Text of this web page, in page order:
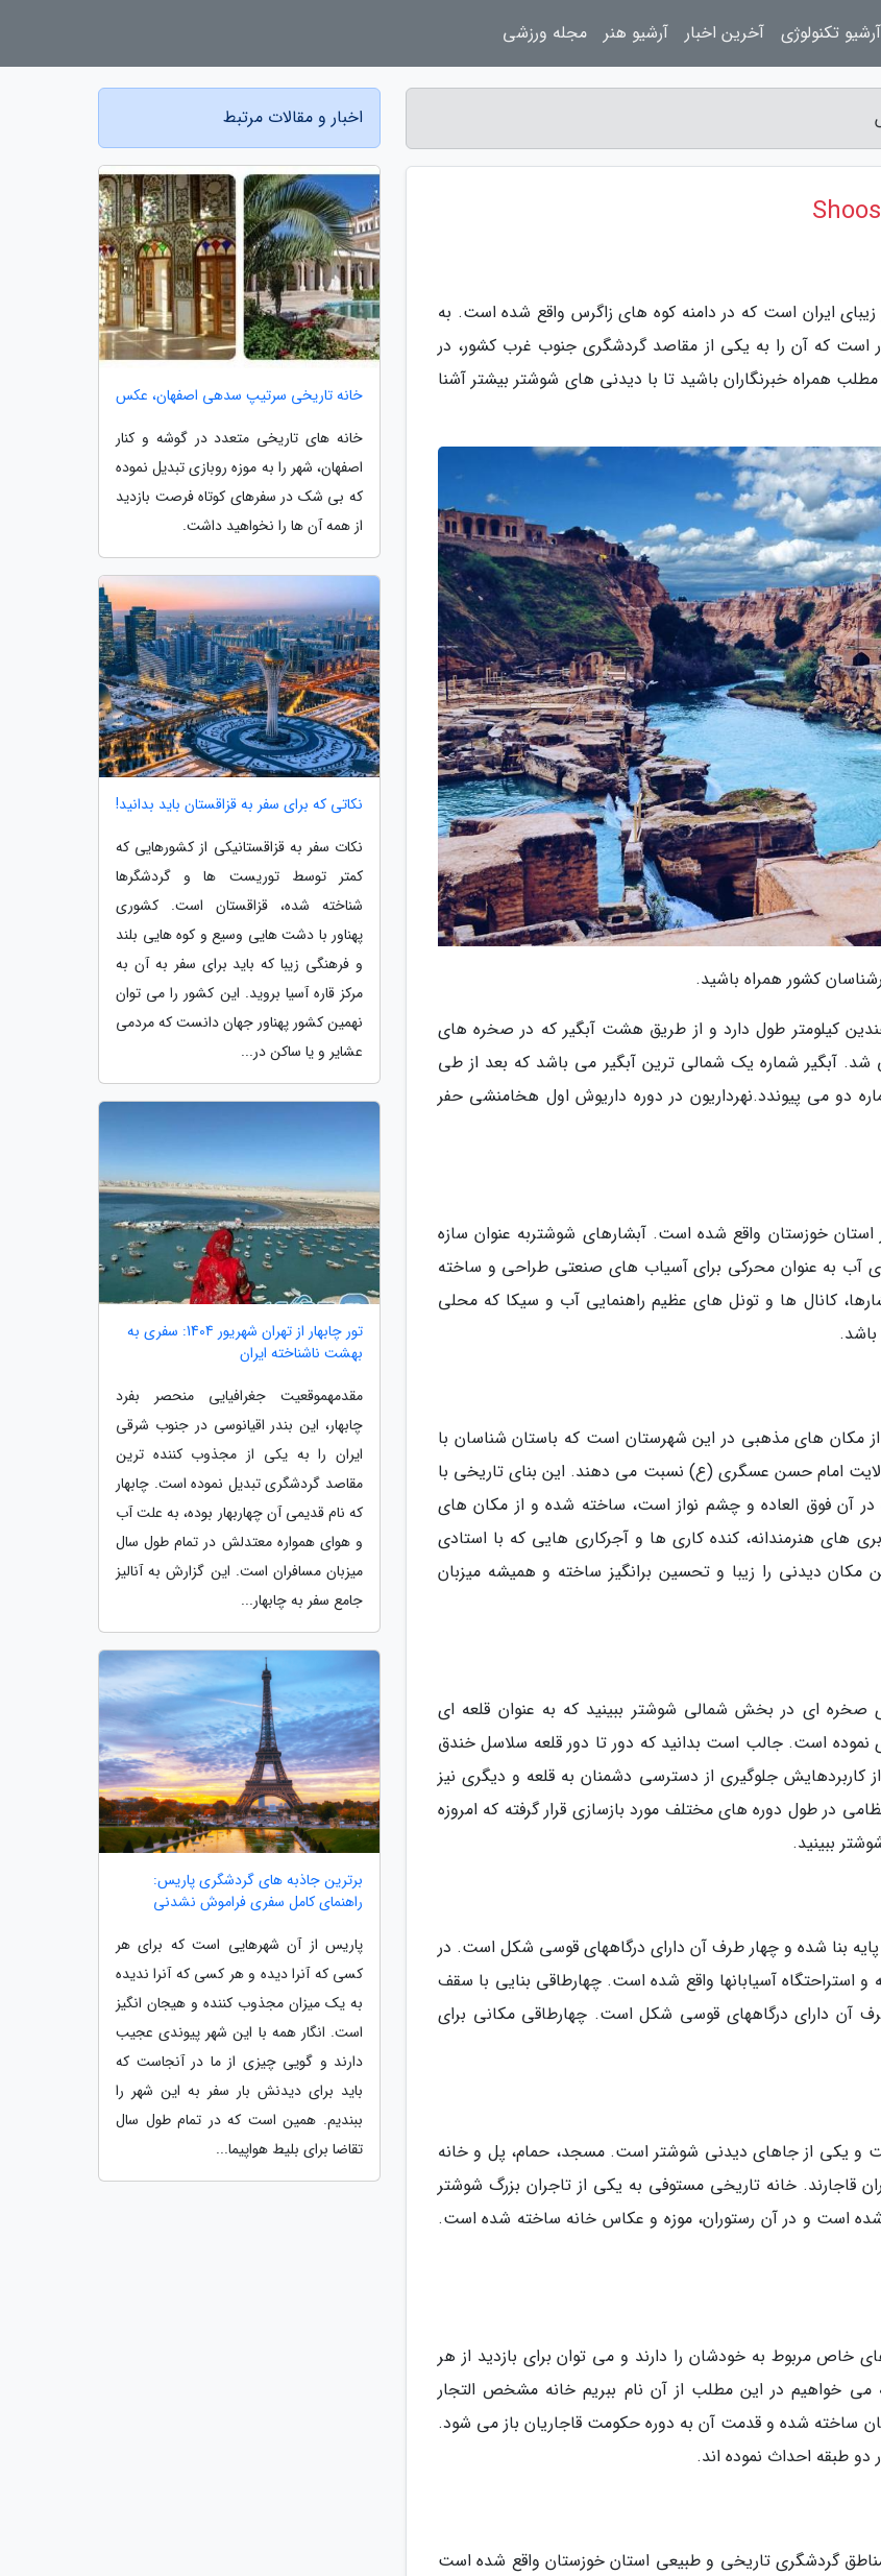
ایران است که در دامنه کوه های زاگرس واقع شده است. به
است که آن را به یکی از مقاصد گردشگری جنوب غرب کشور، در
همراه خبرنگاران باشید تا با دیدنی های شوشتر بیشتر آشنا
کشور همراه باشید.
کیلومتر طول دارد و از طریق هشت آبگیر که در صخره های
شد. آبگیر شماره یک شمالی ترین آبگیر می باشد که بعد از طی
دو می پیوندد.نهرداریون در دوره داریوش اول هخامنشی حفر
خوزستان واقع شده است. آبشارهای شوشتربه عنوان سازه
آب به عنوان محرکی برای آسیاب های صنعتی طراحی و ساخته
کانال ها و تونل های عظیم راهنمایی آب و سیکا که محلی
مکان های مذهبی در این شهرستان است که باستان شناسان با
امام حسن عسگری (ع) نسبت می دهند. این بنای تاریخی با
در آن فوق العاده و چشم نواز است، ساخته شده و از مکان های
هنرمندانه، کنده کاری ها و آجرکاری هایی که با استادی
دیدنی را زیبا و تحسین برانگیز ساخته و همیشه میزبان
صخره ای در بخش شمالی شوشتر ببینید که به عنوان قلعه ای
نموده است. جالب است بدانید که دور تا دور قلعه سلاسل خندق
کاربردهایش جلوگیری از دسترسی دشمنان به قلعه و دیگری نیز
در طول دوره های مختلف مورد بازسازی قرار گرفته که امروزه
ببینید.
بنا شده و چهار طرف آن دارای درگاههای قوسی شکل است. در
و استراحتگاه آسیابانها واقع شده است. چهارطاقی بنایی با سقف
آن دارای درگاههای قوسی شکل است. چهارطاقی مکانی برای
تشکیل شده است و یکی از جاهای دیدنی شوشتر است. مسجد، حمام، پل و خانه
قاجارند. خانه تاریخی مستوفی به یکی از تاجران بزرگ شوشتر
شده است و در آن رستوران، موزه و عکاس خانه ساخته شده است.
مربوط به خودشان را دارند و می توان برای بازدید از هر
خواهیم در این مطلب از آن نام ببریم خانه مشخص التجار
ساخته شده و قدمت آن به دوره حکومت قاجاریان باز می شود.
دو طبقه احداث نموده اند.
مناطق گردشگری تاریخی و طبیعی استان خوزستان واقع شده است
اخبار و مقالات مرتبط
خانه تاریخی سرتیپ سدهی اصفهان، عکس
خانه های تاریخی متعدد در گوشه و کنار
اصفهان، شهر را به موزه روبازی تبدیل نموده
که بی شک در سفرهای کوتاه فرصت بازدید
از همه آن ها را نخواهید داشت.
نکاتی که برای سفر به قزاقستان باید بدانید!
نکات سفر به قزاقستانیکی از کشورهایی که
کمتر توسط توریست ها و گردشگرها
شناخته شده، قزاقستان است. کشوری
پهناور با دشت هایی وسیع و کوه هایی بلند
و فرهنگی زیبا که باید برای سفر به آن به
مرکز قاره آسیا بروید. این کشور را می توان
نهمین کشور پهناور جهان دانست که مردمی
عشایر و یا ساکن در...
تور چابهار از تهران شهریور 1404: سفری به
بهشت ناشناخته ایران
مقدمهموقعیت جغرافیایی منحصر بفرد
چابهار، این بندر اقیانوسی در جنوب شرقی
ایران را به یکی از مجذوب کننده ترین
مقاصد گردشگری تبدیل نموده است. چابهار
که نام قدیمی آن چهاربهار بوده، به علت آب
و هوای همواره معتدلش در تمام طول سال
میزبان مسافران است. این گزارش به آنالیز
جامع سفر به چابهار...
برترین جاذبه های گردشگری پاریس:
راهنمای کامل سفری فراموش نشدنی
پاریس از آن شهرهایی است که برای هر
کسی که آنرا دیده و هر کسی که آنرا ندیده
به یک میزان مجذوب کننده و هیجان انگیز
است. انگار همه با این شهر پیوندی عجیب
دارند و گویی چیزی از ما در آنجاست که
باید برای دیدنش بار سفر به این شهر را
ببندیم. همین است که در تمام طول سال
تقاضا برای بلیط هواپیما...
آرشیو تکنولوژی آخرین اخبار آرشیو هنر مجله ورزشی